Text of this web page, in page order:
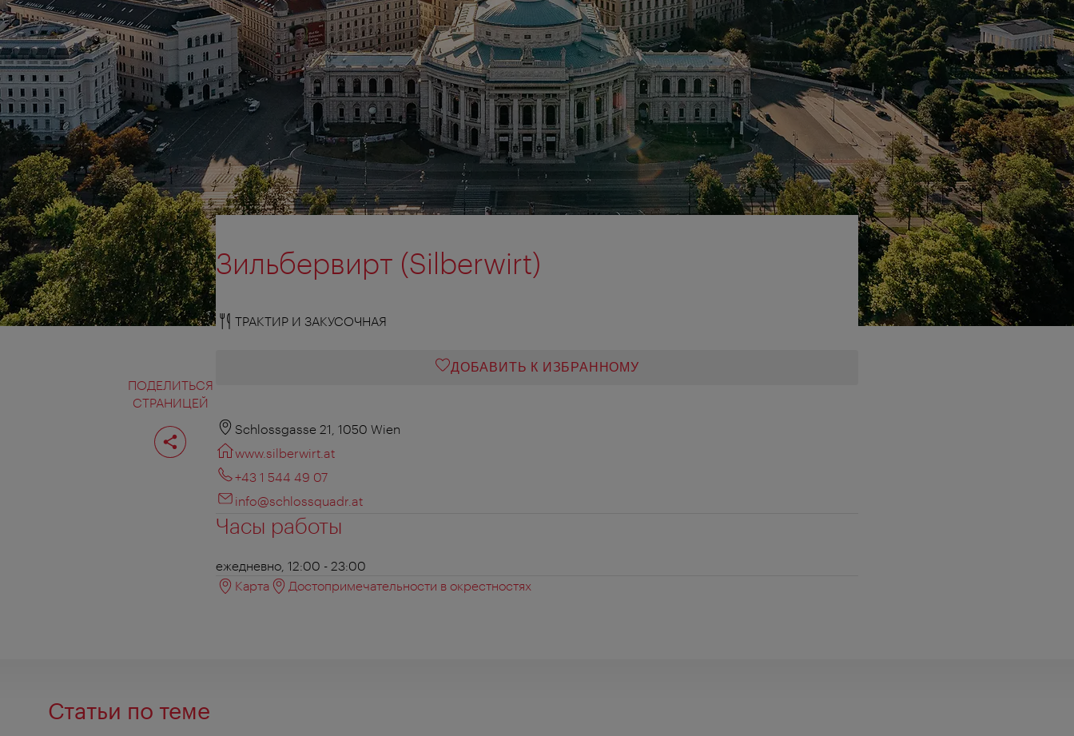
ПОДЕЛИТЬСЯ
СТРАНИЦЕЙ
Поделиться
страницей
Зильбервирт (Silberwirt)
ТРАКТИР И ЗАКУСОЧНАЯ
ДОБАВИТЬ К ИЗБРАННОМУ
Schlossgasse 21, 1050 Wien
www.silberwirt.at
+43 1 544 49 07
info@schlossquadr.at
Часы работы
ежедневно, 12:00 - 23:00
Карта
Достопримечательности в окрестностях
Статьи по теме